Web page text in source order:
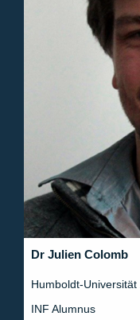
Dr Julien Colomb
Humboldt-Universität
INF Alumnus